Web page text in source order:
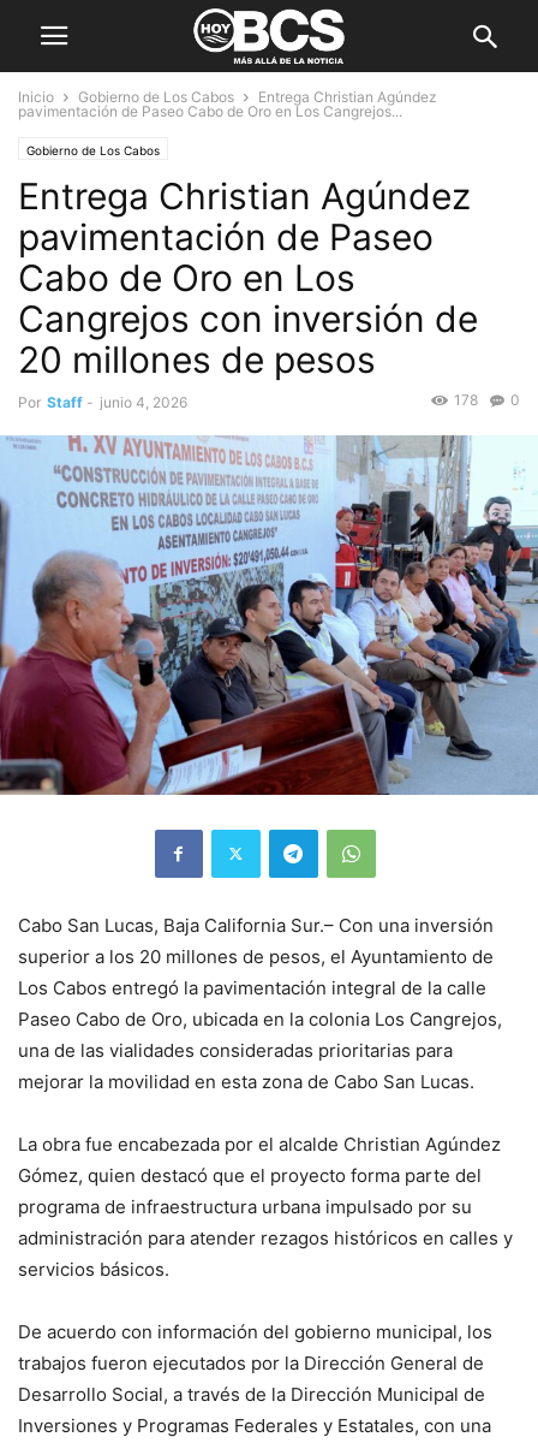
Inicio Gobierno de Los Cabos
Entrega Christian Agúndez
pavimentación de Paseo Cabo de Oro en Los Cangrejos...
Gobierno de Los Cabos
Entrega Christian Agúndez
pavimentación de Paseo
Cabo de Oro en Los
Cangrejos con inversión de
20 millones de pesos
Por Staff - junio 4, 2026 0
178
Cabo San Lucas, Baja California Sur.– Con una inversión
superior a los 20 millones de pesos, el Ayuntamiento de
Los Cabos entregó la pavimentación integral de la calle
Paseo Cabo de Oro, ubicada en la colonia Los Cangrejos,
una de las vialidades consideradas prioritarias para
mejorar la movilidad en esta zona de Cabo San Lucas.
La obra fue encabezada por el alcalde Christian Agúndez
Gómez, quien destacó que el proyecto forma parte del
programa de infraestructura urbana impulsado por su
administración para atender rezagos históricos en calles y
servicios básicos.
De acuerdo con información del gobierno municipal, los
trabajos fueron ejecutados por la Dirección General de
Desarrollo Social, a través de la Dirección Municipal de
Inversiones y Programas Federales y Estatales, con una